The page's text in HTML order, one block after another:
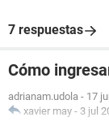
7 respuestas
Cómo
adrianam.udola - 17
xavier may - 3 jul